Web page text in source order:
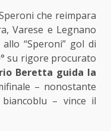
che reimpara
Varese e Legnano
“Speroni” gol di
su rigore procurato
Beretta guida la
– nonostante
– vince il